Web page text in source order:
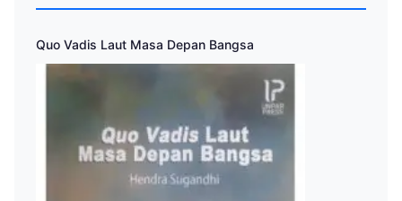
Quo Vadis Laut Masa Depan Bangsa